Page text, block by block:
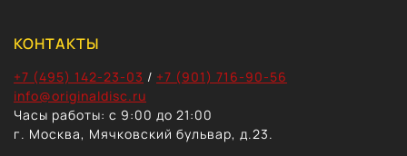
КОНТАКТЫ
+7 (495) 142-23-03 / +7 (901) 716-90-56
info@originaldisc.ru
Часы работы: с 9:00 до 21:00
г. Москва, Мячковский бульвар, д.23.